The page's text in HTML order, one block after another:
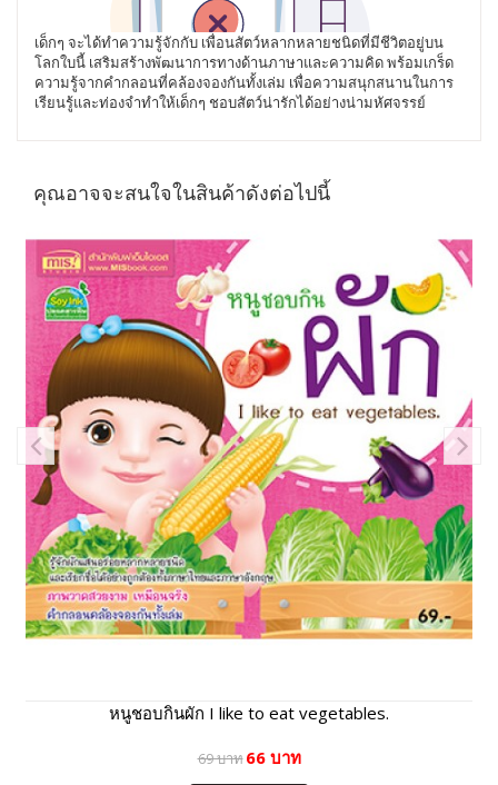
เด็กๆ จะได้ทำความรู้จักกับ เพื่อนสัตว์หลากหลายชนิดที่มีชีวิตอยู่บน
โลกใบนี้ เสริมสร้างพัฒนาการทางด้านภาษาและความคิด พร้อมเกร็ด
ความรู้จากคำกลอนที่คล้องจองกันทั้งเล่ม เพื่อความสนุกสนานในการ
เรียนรู้และท่องจำทำให้เด็กๆ ชอบสัตว์น่ารักได้อย่างน่ามหัศจรรย์
คุณอาจจะสนใจในสินค้าดังต่อไปนี้
หนูชอบกินผัก I like to eat vegetables.
69 บาท66 บาท